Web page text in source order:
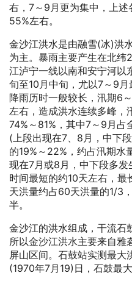
右，7～9月更为集中，上
55%左右。
金沙江洪水是由融雪(冰)洪
为主。暴雨主要产生在北
江泸宁一线以南和安宁河以
旬至10月中旬，尤以7～9月
降雨历时一般较长，汛期6
左右，造成洪水连续多峰，
74%～81%，其中7～9月占
(上段出现在7、8月，中下
的19%～22%，约占汛期水
现在7月或8月，中下段多
时间最短的约10天左右，
天洪量约占60天洪量的1/3
半。
金沙江的洪水组成，干流石
所以金沙江洪水主要来自雅
屏山区间。石鼓站实测最
(1970年7月19)日，石鼓最